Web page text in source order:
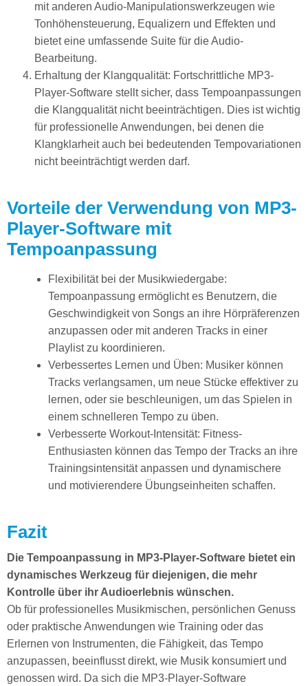
mit anderen Audio-Manipulationswerkzeugen wie
Tonhöhensteuerung, Equalizern und Effekten und
bietet eine umfassende Suite für die Audio-
Bearbeitung.
Erhaltung der Klangqualität: Fortschrittliche MP3-
Player-Software stellt sicher, dass Tempoanpassungen
die Klangqualität nicht beeinträchtigen. Dies ist wichtig
für professionelle Anwendungen, bei denen die
Klangklarheit auch bei bedeutenden Tempovariationen
nicht beeinträchtigt werden darf.
Vorteile der Verwendung von MP3-
Player-Software mit
Tempoanpassung
Flexibilität bei der Musikwiedergabe:
Tempoanpassung ermöglicht es Benutzern, die
Geschwindigkeit von Songs an ihre Hörpräferenzen
anzupassen oder mit anderen Tracks in einer
Playlist zu koordinieren.
Verbessertes Lernen und Üben: Musiker können
Tracks verlangsamen, um neue Stücke effektiver zu
lernen, oder sie beschleunigen, um das Spielen in
einem schnelleren Tempo zu üben.
Verbesserte Workout-Intensität: Fitness-
Enthusiasten können das Tempo der Tracks an ihre
Trainingsintensität anpassen und dynamischere
und motivierendere Übungseinheiten schaffen.
Fazit
Die Tempoanpassung in MP3-Player-Software bietet ein
dynamisches Werkzeug für diejenigen, die mehr
Kontrolle über ihr Audioerlebnis wünschen.
Ob für professionelles Musikmischen, persönlichen Genuss
oder praktische Anwendungen wie Training oder das
Erlernen von Instrumenten, die Fähigkeit, das Tempo
anzupassen, beeinflusst direkt, wie Musik konsumiert und
genossen wird. Da sich die MP3-Player-Software